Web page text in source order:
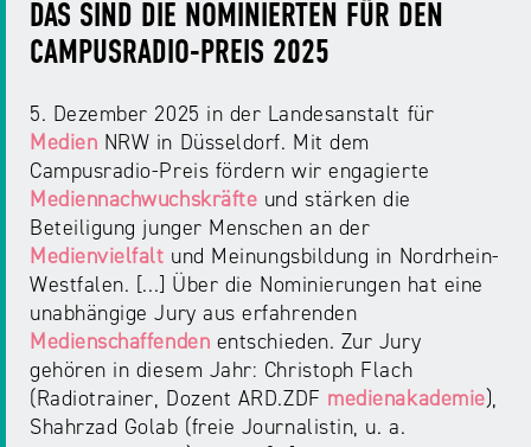
DAS SIND DIE NOMINIERTEN FÜR DEN
CAMPUSRADIO-PREIS 2025
5. Dezember 2025 in der Landesanstalt für
Medien NRW in Düsseldorf. Mit dem
Campusradio-Preis fördern wir engagierte
Mediennachwuchskräfte und stärken die
Beteiligung junger Menschen an der
Medienvielfalt und Meinungsbildung in Nordrhein-
Westfalen. [...] Über die Nominierungen hat eine
unabhängige Jury aus erfahrenden
Medienschaffenden entschieden. Zur Jury
gehören in diesem Jahr: Christoph Flach
(Radiotrainer, Dozent ARD.ZDF medienakademie),
Shahrzad Golab (freie Journalistin, u. a.